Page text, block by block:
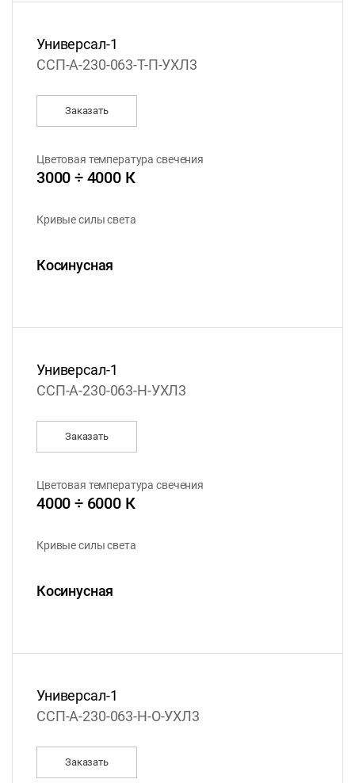
Универсал-1
ССП-А-230-063-Т-П-УХЛ3
Заказать
Цветовая температура свечения
3000 ÷ 4000 К
Кривые силы света
Косинусная
Универсал-1
ССП-А-230-063-Н-УХЛ3
Заказать
Цветовая температура свечения
4000 ÷ 6000 К
Кривые силы света
Косинусная
Универсал-1
ССП-А-230-063-Н-О-УХЛ3
Заказать